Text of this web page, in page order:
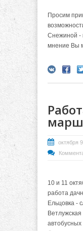
Просим
Снежиной -
мнение Вы
октября
10 и 11
работа
Ельцовка -